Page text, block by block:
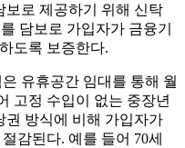
보로 제공하기 위해 신탁
담보로 가입자가 금융기
도록 보증한다.
유휴공간 임대를 통해 월
고정 수입이 없는 중장년
권 방식에 비해 가입자가
감된다. 예를 들어 70세